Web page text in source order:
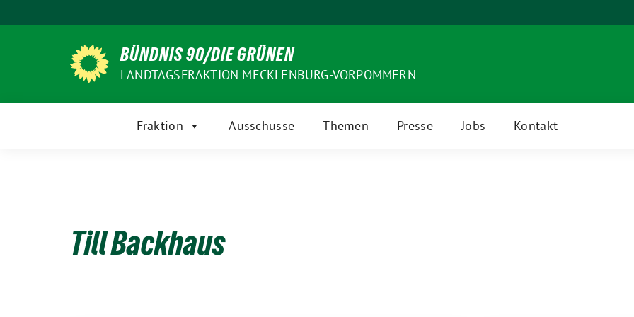
zum
BÜNDNIS 90/DIE GRÜNEN
LANDTAGSFRAKTION MECKLENBURG-VORPOMMERN
Fraktion Ausschüsse Themen Presse Jobs Kontakt
Till Backhaus